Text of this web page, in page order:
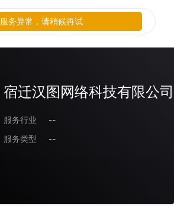
宿迁汉图网络科技有限公司
服务行业
--
服务类型
--
服务异常，请稍候再试